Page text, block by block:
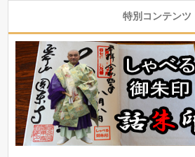
特別コンテンツ